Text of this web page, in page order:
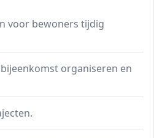
voor bewoners tijdig
organiseren en